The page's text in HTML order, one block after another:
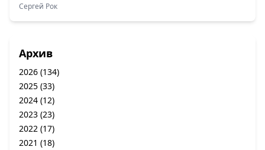
Сергей Рок
Архив
2026 (134)
2025 (33)
2024 (12)
2023 (23)
2022 (17)
2021 (18)